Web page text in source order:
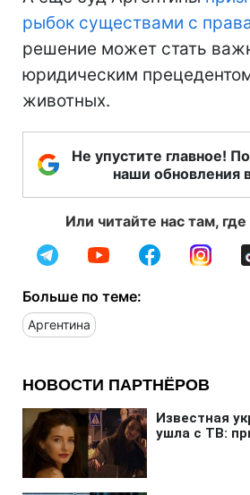
рыбок существами с
решение может стать
юридическим
животных.
Не упустите главное!
наши обновления
Или читайте нас там,
Больше по теме:
Аргентина